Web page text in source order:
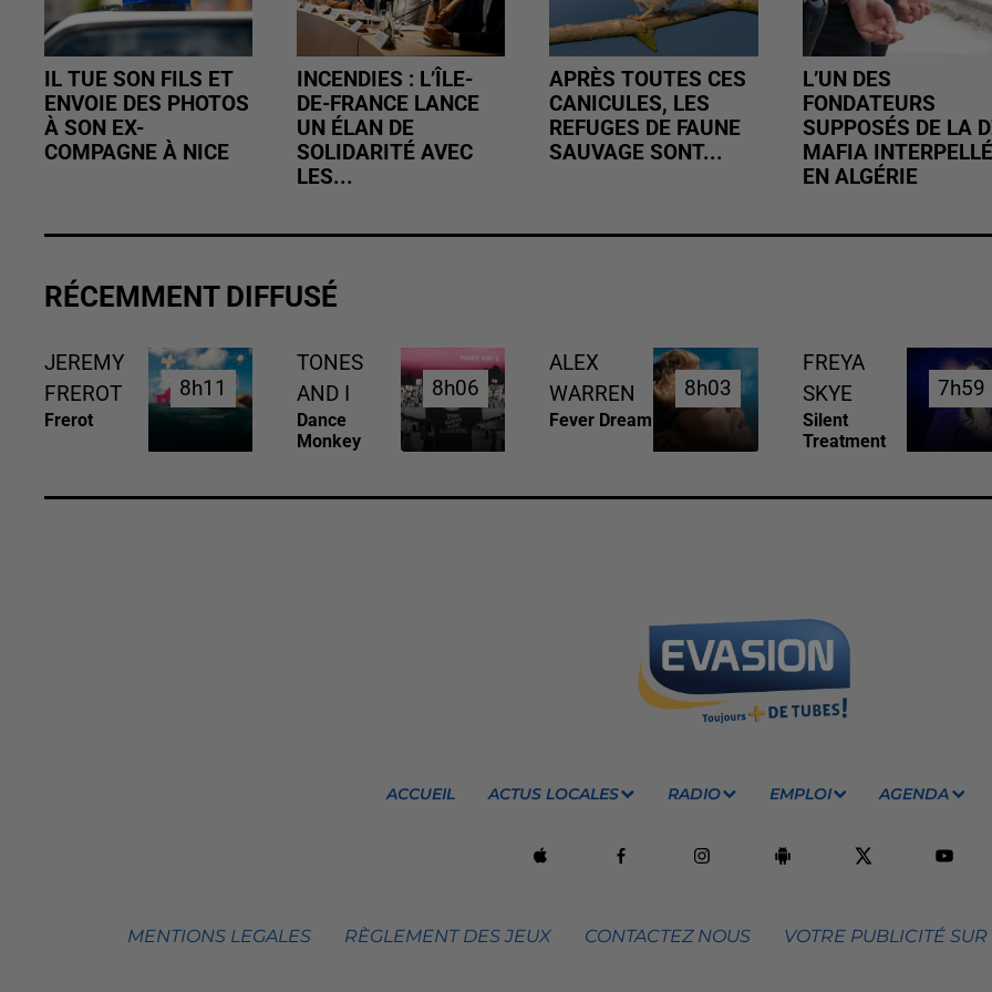
IL TUE SON FILS ET
ENVOIE DES PHOTOS
À SON EX-
COMPAGNE À NICE
INCENDIES : L’ÎLE-
DE-FRANCE LANCE
UN ÉLAN DE
SOLIDARITÉ AVEC
LES...
APRÈS TOUTES CES
CANICULES, LES
REFUGES DE FAUNE
SAUVAGE SONT...
L’UN DES
FONDATEURS
SUPPOSÉS DE LA
MAFIA INTERPELLÉ
EN ALGÉRIE
RÉCEMMENT DIFFUSÉ
JEREMY
FREROT
Frerot
8h11
8h11
TONES
AND I
Dance
Monkey
8h06
8h06
ALEX
WARREN
Fever Dream
8h03
8h03
FREYA
SKYE
Silent
Treatment
7h59
7h59
ACCUEIL ACTUS LOCALES RADIO EMPLOI AGENDA
MENTIONS LEGALES RÈGLEMENT DES JEUX CONTACTEZ NOUS VOTRE PUBLICITÉ